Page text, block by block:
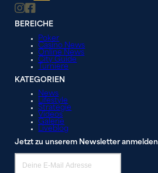
BEREICHE
Poker
Casino News
Online News
City Guide
Turniere
KATEGORIEN
News
Lifestyle
Strategie
Videos
Galerie
Liveblog
Jetzt zu unserem Newsletter anmelden